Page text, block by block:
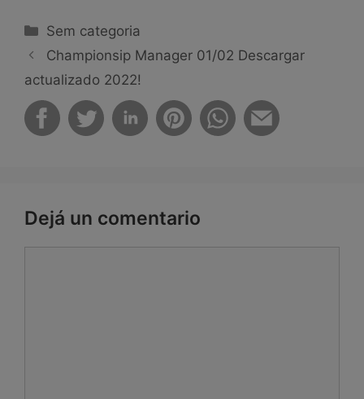
Categorías
Sem categoria
Championsip Manager 01/02 Descargar
actualizado 2022!
Dejá un comentario